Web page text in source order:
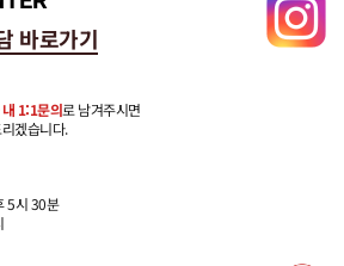
바로가기
1:1문의로 남겨주시면
겠습니다.
5시 30분